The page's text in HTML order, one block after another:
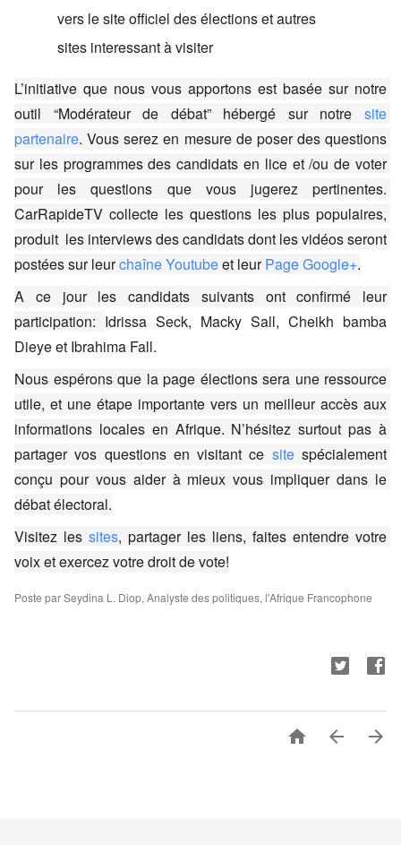
vers le site officiel des élections et autres
sites interessant à visiter
L’initiative que nous vous apportons est basée sur notre
outil “Modérateur de débat” hébergé sur notre site
partenaire. Vous serez en mesure de poser des questions
sur les programmes des candidats en lice et /ou de voter
pour les questions que vous jugerez pertinentes.
CarRapideTV collecte les questions les plus populaires,
produit  les interviews des candidats dont les vidéos seront
postées sur leurchaîne Youtube et leur Page Google+​​.
A ce jour les candidats suivants ont confirmé leur
participation: Idrissa Seck, Macky Sall, Cheikh bamba
Dieye et Ibrahima Fall.
Nous espérons que la page élections sera une ressource
utile, et une étape importante vers un meilleur accès aux
informations locales en Afrique. N’hésitez surtout pas à
partager vos questions en visitant ce site spécialement
conçu pour vous aider à mieux vous impliquer dans le
débat électoral.
Visitez les sites, partager les liens, faites entendre votre
voix et exercez votre droit de vote!
Poste par Seydina L. Diop, Analyste des politiques, l'Afrique Francophone
  